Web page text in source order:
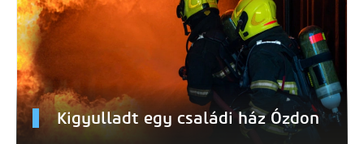
Kigyulladt egy családi ház Ózdon